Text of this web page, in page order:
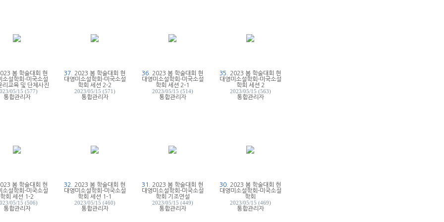
봄 학술대회 현
소설학회-미국소설
리교육 및 단체사진
05/15 (577)
통합관리자
37.
2023 봄 학술대회 현
대영미소설학회-미국소설
학회 세션 2-2
2023/05/15 (571)
통합관리자
36.
2023 봄 학술대회 현
대영미소설학회-미국소설
학회 세션 2-1
2023/05/15 (514)
통합관리자
35.
2023 봄 학술대회 현
대영미소설학회-미국소설
학회 세션 2
2023/05/15 (563)
통합관리자
봄 학술대회 현
소설학회-미국소설
학회 세션 1-2
05/15 (506)
통합관리자
32.
2023 봄 학술대회 현
대영미소설학회-미국소설
학회 세션 1-1
2023/05/15 (460)
통합관리자
31.
2023 봄 학술대회 현
대영미소설학회-미국소설
학회 기조연설
2023/05/15 (449)
통합관리자
30.
2023 봄 학술대회 현
대영미소설학회-미국소설
학회
2023/05/15 (469)
통합관리자